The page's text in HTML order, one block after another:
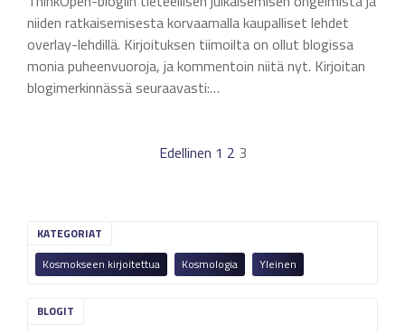
KATEGORIAT
Kosmokseen kirjoitettua
Kosmologia Yleinen
niiden ratkaisemisesta korvaamalla kaupalliset lehdet
overlay-lehdillä. Kirjoituksen tiimoilta on ollut blogissa
monia puheenvuoroja, ja kommentoin niitä nyt. Kirjoitan
blogimerkinnässä seuraavasti:…
Edellinen 1 2 3